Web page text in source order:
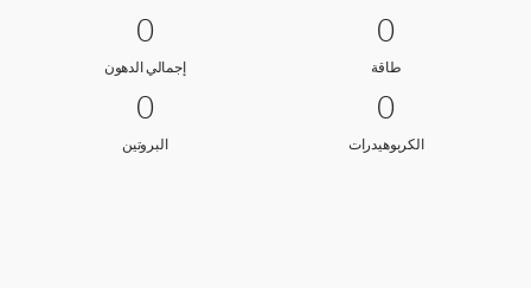
0 طاقة
0
0
طاقةطاقة
0 إجمالي الدهون
0
إجمالي الدهونإجمالي الدهون
0 الكربوهيدرات
0
0
الكربوهيدراتالكربوهيدرات
0 البروتين
0
البروتين